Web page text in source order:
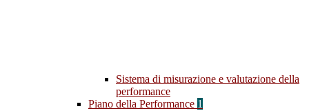
Sistema di misurazione e valutazione della
performance
Piano della Performance 1